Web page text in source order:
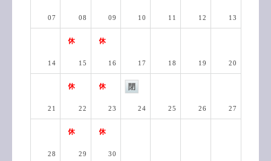
07 08 09 10 11 12 13
14 15 16 17 18 19 20
21 22 23 24 25 26 27
28 29 30